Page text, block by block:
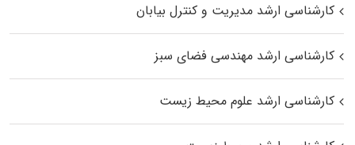
کارشناسی ارشد مدیریت و کنترل بیابان
کارشناسی ارشد مهندسی فضای سبز
کارشناسی ارشد علوم محیط‌ زیست